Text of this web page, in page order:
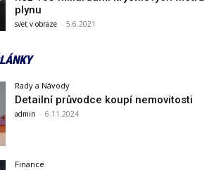
plynu
svet v obraze - 5.6.2021
Rady a Návody
Detailní průvodce koupí nemovitosti
admin - 6.11.2024
Finance